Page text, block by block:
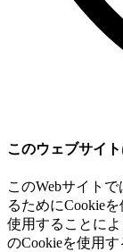
このウェブサイ
このWebサイト
るためにCookie
使用することに
のCookieを使用